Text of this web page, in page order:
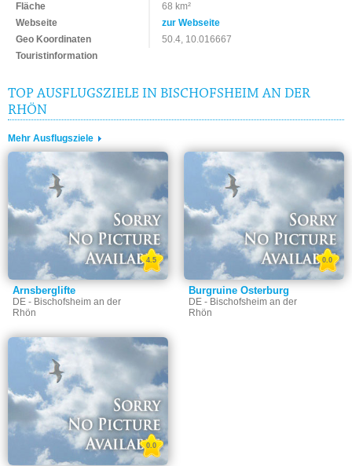
Fläche
68 km²
Webseite
zur Webseite
Geo Koordinaten
50.4, 10.016667
Touristinformation
TOP AUSFLUGSZIELE IN BISCHOFSHEIM AN DER
RHÖN
Mehr Ausflugsziele
Arnsberglifte
DE - Bischofsheim an der
Rhön
4.5
Burgruine Osterburg
DE - Bischofsheim an der
Rhön
0.0
0.0